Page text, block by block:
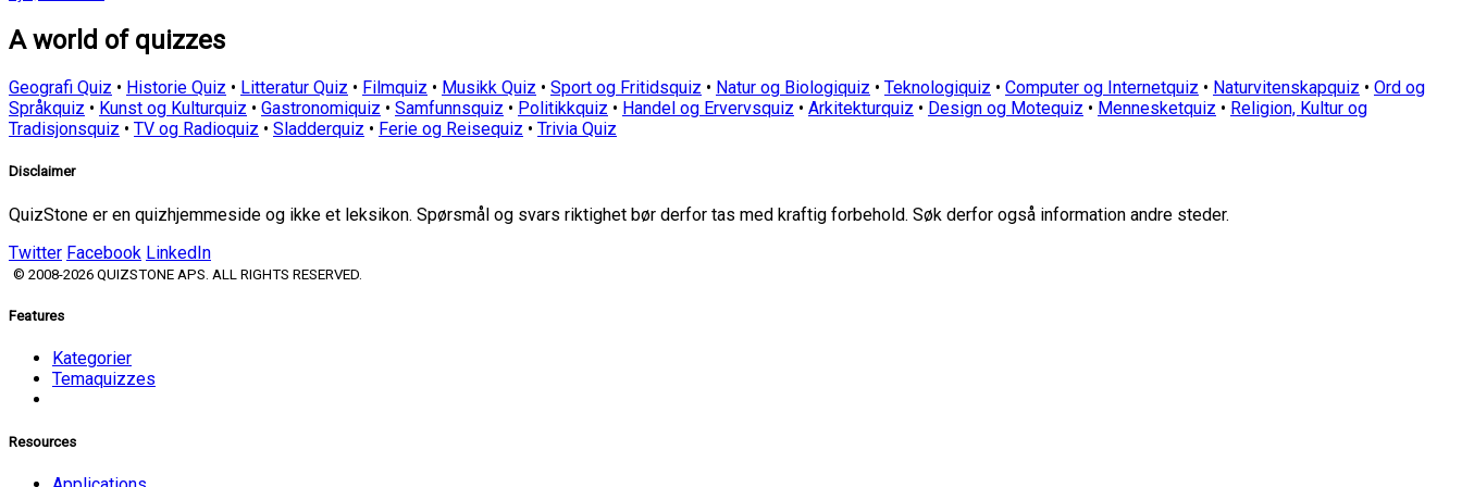
A world of quizzes
Geografi Quiz • Historie Quiz • Litteratur Quiz • Filmquiz • Musikk Quiz • Sport og Fritidsquiz • Natur og Biologiquiz • Teknologiquiz • Computer og Internetquiz • Naturvitenskapquiz • Ord og
Språkquiz • Kunst og Kulturquiz • Gastronomiquiz • Samfunnsquiz • Politikkquiz • Handel og Ervervsquiz • Arkitekturquiz • Design og Motequiz • Mennesketquiz • Religion, Kultur og
Tradisjonsquiz • TV og Radioquiz • Sladderquiz • Ferie og Reisequiz • Trivia Quiz
Disclaimer
QuizStone er en quizhjemmeside og ikke et leksikon. Spørsmål og svars riktighet bør derfor tas med kraftig forbehold. Søk derfor også information andre steder.
Twitter Facebook LinkedIn
© 2008-2026 QUIZSTONE APS. ALL RIGHTS RESERVED.
Features
Kategorier
Temaquizzes
Resources